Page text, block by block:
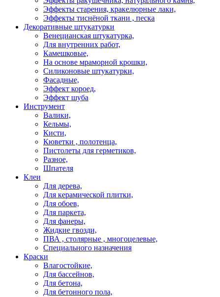
Эффекты старения, кракелюрные лаки,
Эффекты тиснёной ткани , песка
Декоративные штукатурки
Венецианская штукатурка,
Для внутренних работ,
Камешковые,
На основе мраморной крошки,
Силиконовые штукатурки,
Фасадные,
Эффект короед,
Эффект шуба
Инструмент
Валики,
Кельмы,
Кисти,
Кюветки , полотенца,
Пистолеты для герметиков,
Разное,
Шпателя
Клеи
Для дерева,
Для керамической плитки,
Для обоев,
Для паркета,
Для фанеры,
Жидкие гвозди,
ПВА , столярные , многоцелевые,
Специального назначения
Краски
Влагостойкие,
Для бассейнов,
Для бетона,
Для бетонного пола,